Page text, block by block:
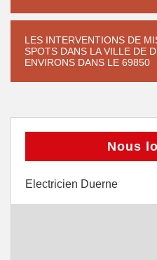
LES INTERVENTIONS DE
SPOTS DANS LA VILLE DE
ENVIRONS DANS LE 69850
Nous
Electricien Duerne